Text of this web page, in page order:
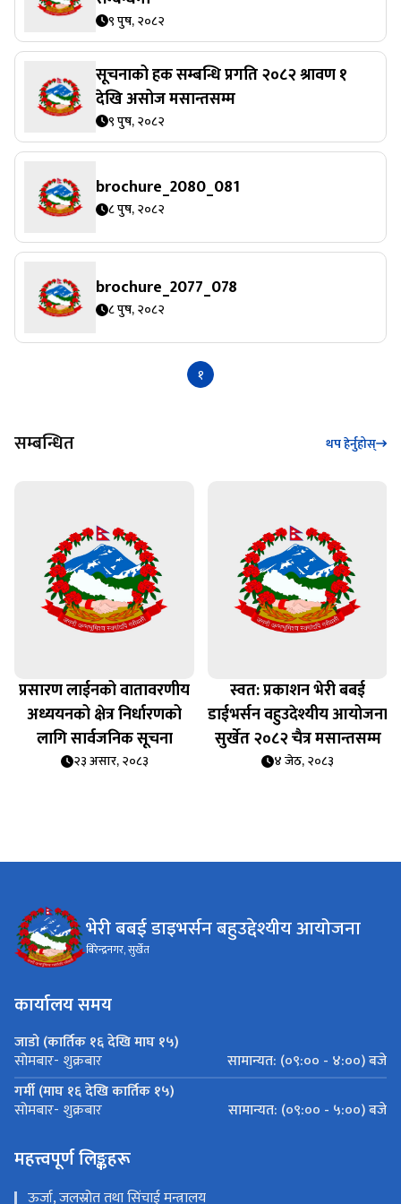
९ पुष, २०८२
सूचनाको हक सम्बन्धि प्रगति २०८२ श्रावण १
देखि असोज मसान्तसम्म
९ पुष, २०८२
brochure_2080_081
८ पुष, २०८२
brochure_2077_078
८ पुष, २०८२
१
सम्बन्धित थप हेर्नुहोस्
प्रसारण लाईनको वातावरणीय
अध्ययनको क्षेत्र निर्धारणको
लागि सार्वजनिक सूचना
२३ असार, २०८३
स्वत: प्रकाशन भेरी बबई
डाईभर्सन वहुउदेश्यीय आयोजना
सुर्खेत २०८२ चैत्र मसान्तसम्म
४ जेठ, २०८३
भेरी बबई डाइभर्सन बहुउद्देश्यीय आयोजना
बिरेन्द्रनगर, सुर्खेत
कार्यालय समय
जाडो (कार्तिक १६ देखि माघ १५)
सोमबार- शुक्रबार
सामान्यत: (०९:०० - ४:००) बजे
गर्मी (माघ १६ देखि कार्तिक १५)
सोमबार- शुक्रबार सामान्यत: (०९:०० - ५:००) बजे
महत्त्वपूर्ण लिङ्कहरू
ऊर्जा, जलस्रोत तथा सिंचाई मन्त्रालय